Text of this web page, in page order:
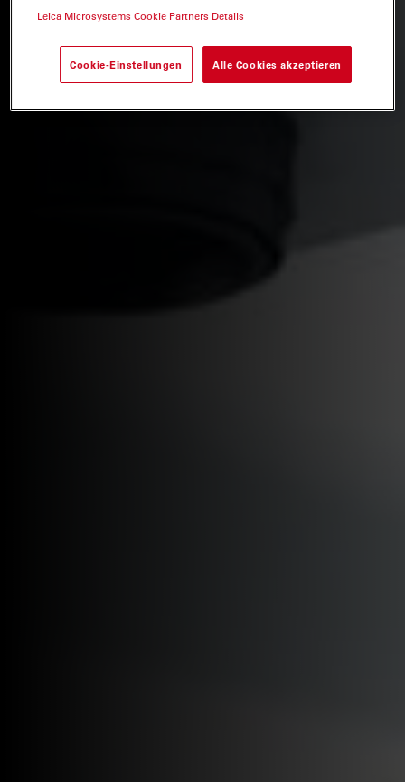
Leica Microsystems Cookie Partners Details
Cookie-Einstellungen Alle Cookies akzeptieren